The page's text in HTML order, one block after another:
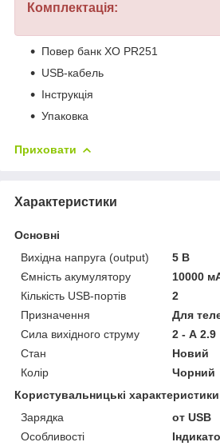
Комплектація:
Повер банк XO PR251
USB-кабель
Інструкція
Упаковка
Приховати
Характеристики
Основні
Вихідна напруга (output)
5 В
Ємність акумулятору
10000
Кількість USB-портів
2
Призначення
Для
Сила вихідного струму
2 - А 2.9
Стан
Новий
Колір
Чорний
Користувальницькі характеристики
Зарядка
от USB
Особливості